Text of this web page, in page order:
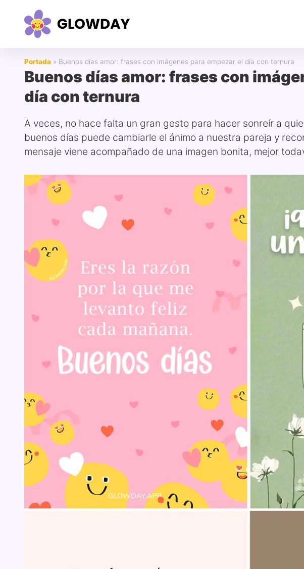
Portada » Buenos días amor: frases con imágenes para empezar el día con ternura
Buenos días amor: frases con
día con ternura
A veces, no hace falta un gran gesto para hacer sonreír a
buenos días puede cambiarle el ánimo a nuestra pareja y
mensaje viene acompañado de una imagen bonita, mejor